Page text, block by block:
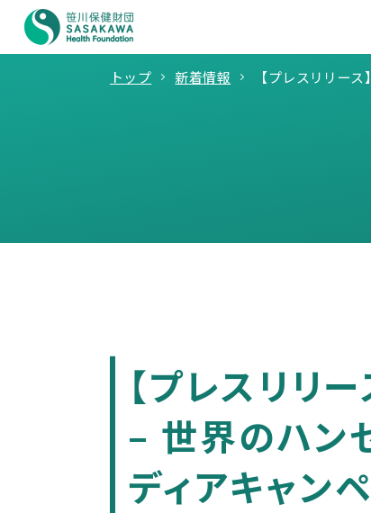
トップ 新着情報 【プレスリリー
【プレスリリ
– 世界のハン
ディアキャン